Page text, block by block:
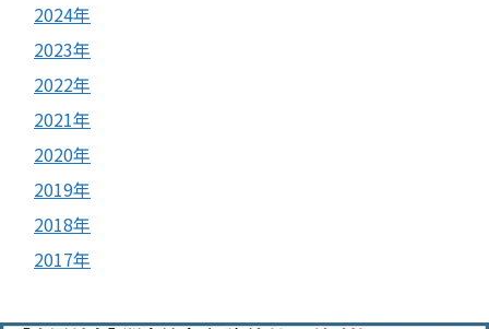
2024年
2023年
2022年
2021年
2020年
2019年
2018年
2017年